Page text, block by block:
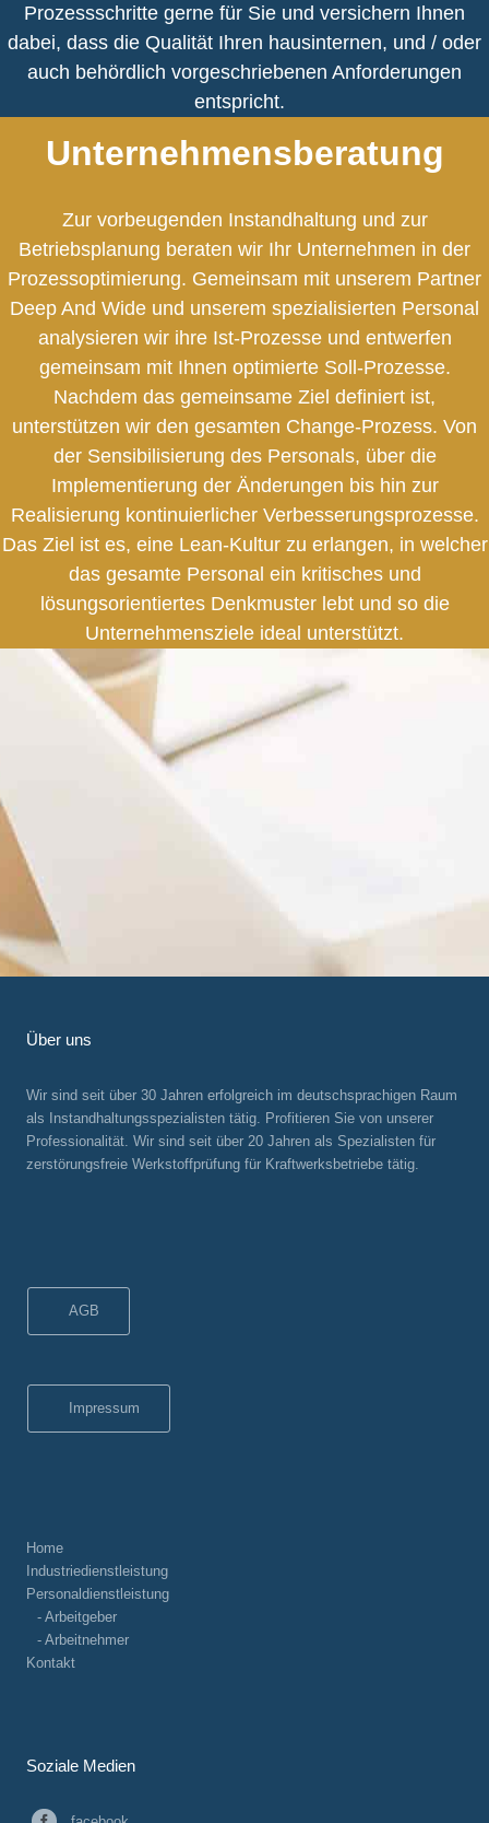
Prozessschritte gerne für Sie und versichern Ihnen
dabei, dass die Qualität Ihren hausinternen, und / oder
auch behördlich vorgeschriebenen Anforderungen
entspricht.
Unternehmensberatung
Zur vorbeugenden Instandhaltung und zur
Betriebsplanung beraten wir Ihr Unternehmen in der
Prozessoptimierung. Gemeinsam mit unserem Partner
Deep And Wide und unserem spezialisierten Personal
analysieren wir ihre Ist-Prozesse und entwerfen
gemeinsam mit Ihnen optimierte Soll-Prozesse.
Nachdem das gemeinsame Ziel definiert ist,
unterstützen wir den gesamten Change-Prozess. Von
der Sensibilisierung des Personals, über die
Implementierung der Änderungen bis hin zur
Realisierung kontinuierlicher Verbesserungsprozesse.
Das Ziel ist es, eine Lean-Kultur zu erlangen, in welcher
das gesamte Personal ein kritisches und
lösungsorientiertes Denkmuster lebt und so die
Unternehmensziele ideal unterstützt.
Über uns
Wir sind seit über 30 Jahren erfolgreich im deutschsprachigen Raum
als Instandhaltungsspezialisten tätig. Profitieren Sie von unserer
Professionalität. Wir sind seit über 20 Jahren als Spezialisten für
zerstörungsfreie Werkstoffprüfung für Kraftwerksbetriebe tätig.
AGB
Impressum
Home
Industriedienstleistung
Personaldienstleistung
- Arbeitgeber
- Arbeitnehmer
Kontakt
Soziale Medien